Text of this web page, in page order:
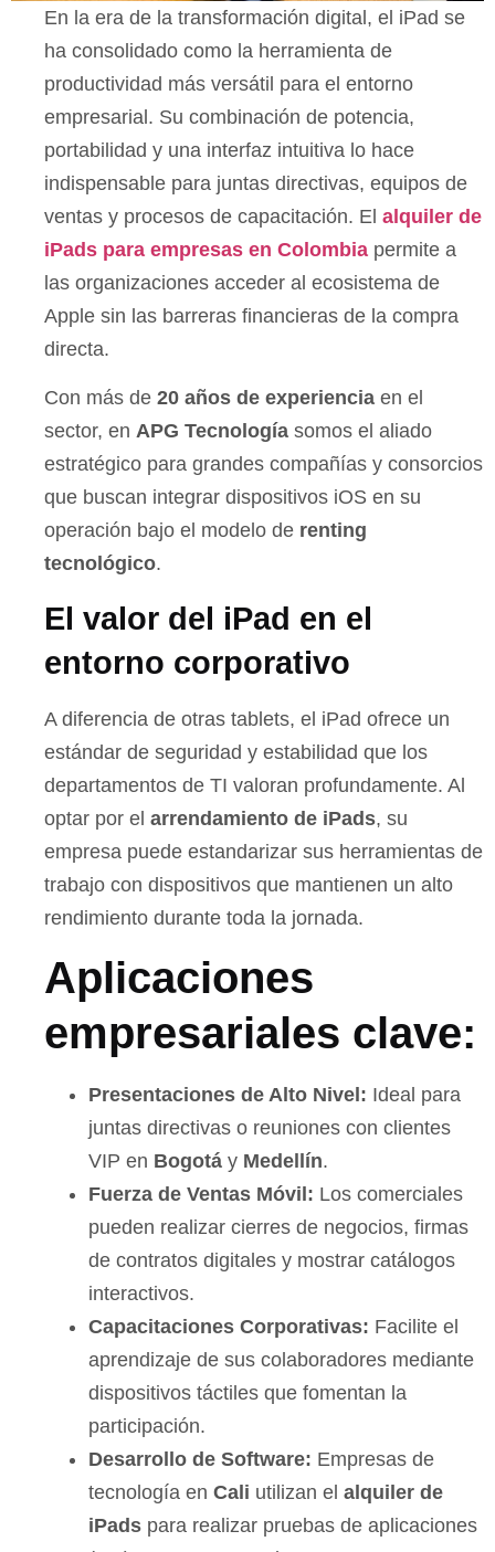
En la era de la transformación digital, el iPad se
ha consolidado como la herramienta de
productividad más versátil para el entorno
empresarial. Su combinación de potencia,
portabilidad y una interfaz intuitiva lo hace
indispensable para juntas directivas, equipos de
ventas y procesos de capacitación. El alquiler de
iPads para empresas en Colombia permite a
las organizaciones acceder al ecosistema de
Apple sin las barreras financieras de la compra
directa.
Con más de 20 años de experiencia en el
sector, en APG Tecnología somos el aliado
estratégico para grandes compañías y consorcios
que buscan integrar dispositivos iOS en su
operación bajo el modelo de renting
tecnológico.
El valor del iPad en el
entorno corporativo
A diferencia de otras tablets, el iPad ofrece un
estándar de seguridad y estabilidad que los
departamentos de TI valoran profundamente. Al
optar por el arrendamiento de iPads, su
empresa puede estandarizar sus herramientas de
trabajo con dispositivos que mantienen un alto
rendimiento durante toda la jornada.
Aplicaciones
empresariales clave:
Presentaciones de Alto Nivel: Ideal para
juntas directivas o reuniones con clientes
VIP en Bogotá y Medellín.
Fuerza de Ventas Móvil: Los comerciales
pueden realizar cierres de negocios, firmas
de contratos digitales y mostrar catálogos
interactivos.
Capacitaciones Corporativas: Facilite el
aprendizaje de sus colaboradores mediante
dispositivos táctiles que fomentan la
participación.
Desarrollo de Software: Empresas de
tecnología en Cali utilizan el alquiler de
iPads para realizar pruebas de aplicaciones